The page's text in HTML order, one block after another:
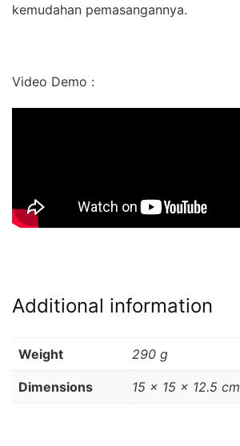
kemudahan pemasangannya.
Video Demo :
Additional information
Weight 290 g
Dimensions 15 × 15 × 12.5 cm